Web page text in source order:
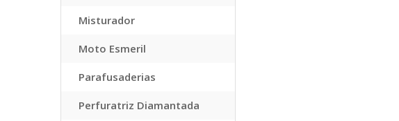
Misturador
Moto Esmeril
Parafusaderias
Perfuratriz Diamantada